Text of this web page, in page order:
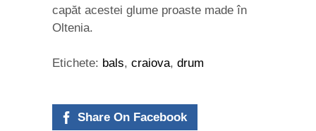
capăt acestei glume proaste made în
Oltenia.
Etichete: bals, craiova, drum
Share On Facebook